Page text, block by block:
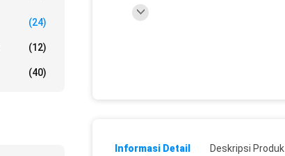
(24)
(12)
(40)
Informasi Detail Deskripsi Produk